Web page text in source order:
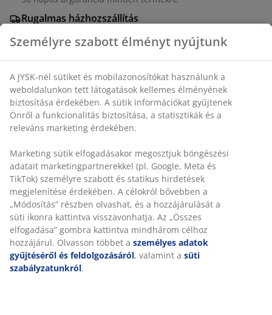
Rugalmas házhozszállítás
SKU: 6522601
Részletes Adatok
Értékelések
(0)
Kiszállítás
Személyre szabott élményt nyújtunk
A JYSK-nél sütiket és mobilazonosítókat használunk a
weboldalunkon tett látogatások kellemes élményének
biztosítása érdekében. A sütik információkat gyűjtenek
Önről a funkcionalitás biztosítása, a statisztikák és a
releváns marketing érdekében.
Marketing sütik elfogadásakor megosztjuk böngészési
adatait marketingpartnerekkel (pl. Google, Meta és
TikTok) személyre szabott és statikus hirdetések
megjelenítése érdekében. A célokról bővebben a
„Módosítás” részben olvashat, és a hozzájárulását a
süti ikonra kattintva visszavonhatja. Az „Összes
elfogadása” gombra kattintva mindhárom célhoz
hozzájárul. Olvasson többet a személyes adatok
gyűjtéséről és feldolgozásáról, valamint a süti
szabályzatunkról.